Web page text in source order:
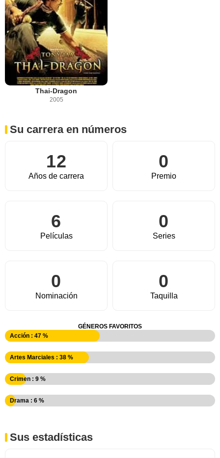
Thai-Dragon
2005
Su carrera en números
12
Años de carrera
0
Premio
6
Películas
0
Series
0
Nominación
0
Taquilla
GÉNEROS FAVORITOS
Acción : 47 %
Artes Marciales : 38 %
Crimen : 9 %
Drama : 6 %
Sus estadísticas